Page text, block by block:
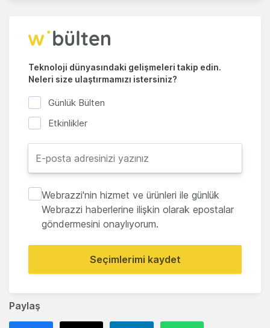
Paylaş
Teknoloji dünyasındaki gelişmeleri takip edin.
Neleri size ulaştırmamızı istersiniz?
Günlük Bülten
Etkinlikler
Webrazzi'nin hizmet ve ürünleri ile günlük
Webrazzi haberlerine ilişkin olarak epostalar
göndermesini onaylıyorum.
Seçimlerimi kaydet